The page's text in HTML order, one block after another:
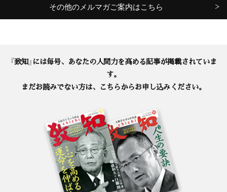
その他のメルマガご案内はこちら
『致知』には毎号、あなたの人間力を高める記事が掲載されていま
す。
まだお読みでない方は、こちらからお申し込みください。